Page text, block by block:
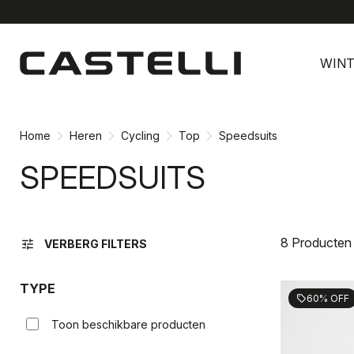
naar
inhoud
naar
navigatie
Home Heren Cycling Top Speedsuits
SPEEDSUITS
tune VERBERG FILTERS 8
TYPE
Toon beschikbare producten
sell60% OFF